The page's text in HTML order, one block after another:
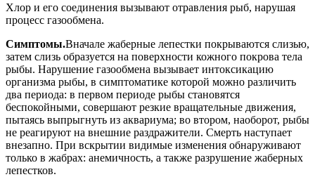
Хлор и его соединения вызывают отравления рыб, нарушая
процесс газообмена.
Симптомы.Вначале жаберные лепестки покрываются слизью,
затем слизь образуется на поверхности кожного покрова тела
рыбы. Нарушение газообмена вызывает интоксикацию
организма рыбы, в симптоматике которой можно различить
два периода: в первом периоде рыбы становятся
беспокойными, совершают резкие вращательные движения,
пытаясь выпрыгнуть из аквариума; во втором, наоборот, рыбы
не реагируют на внешние раздражители. Смерть наступает
внезапно. При вскрытии видимые изменения обнаруживают
только в жабрах: анемичность, а также разрушение жаберных
лепестков.